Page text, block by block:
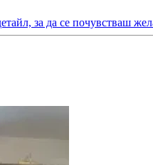
за да се почувстваш